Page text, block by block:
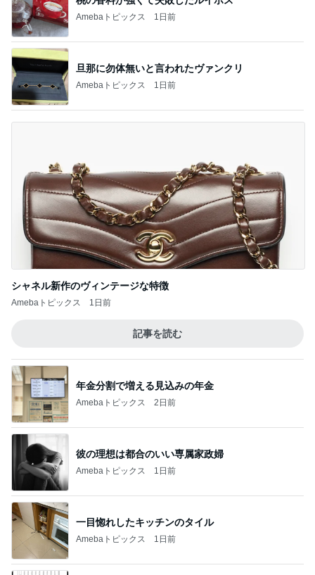
Amebaトピックス 1日前
旦那に勿体無いと言われたヴァンクリ
Amebaトピックス 1日前
シャネル新作のヴィンテージな特徴
Amebaトピックス 1日前
記事を読む
年金分割で増える見込みの年金
Amebaトピックス 2日前
彼の理想は都合のいい専属家政婦
Amebaトピックス 1日前
一目惚れしたキッチンのタイル
Amebaトピックス 1日前